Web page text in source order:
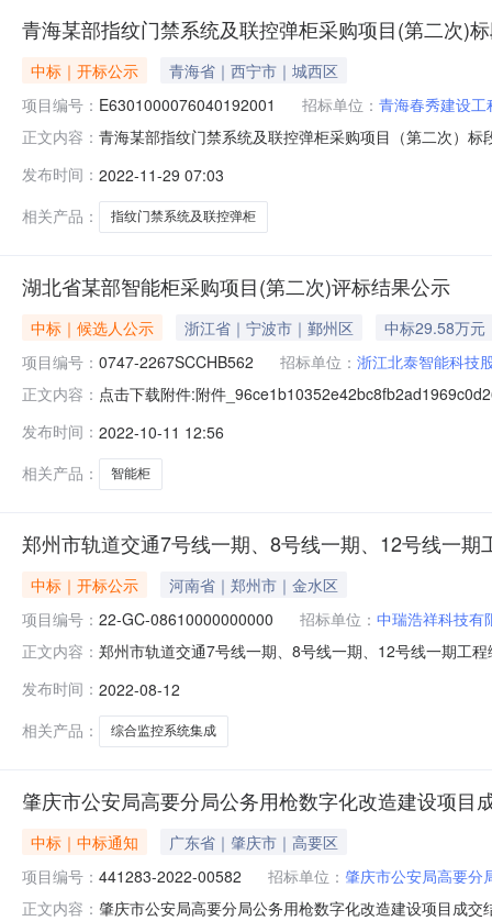
青海某部指纹门禁系统及联控弹柜采购项目(第二次)
中标｜开标公示
青海省｜西宁市｜城西区
项目编号： E6301000076040192001 招标单位： 青海春秀建设工
正文内容： 青海某部指纹门禁系统及联控弹柜采购项目（第二次）
额:0.00元,投标文件递交时间:未上传,投标人名称:青海宇
发布时间： 2022-11-29 07:03
相关产品：
指纹门禁系统及联控弹柜
湖北省某部智能柜采购项目(第二次)评标结果公示
中标｜候选人公示 浙江省｜宁波市｜鄞州区
中标29.58万元
项目编号： 0747-2267SCCHB562 招标单位： 浙江北泰智能科技
正文内容： 点击下载附件:附件
公示如下：一、评标情况(001)某部智能柜采购项目【重
发布时间： 2022-10-11 12:56
相关产品：
智能柜
郑州市轨道交通7号线一期、8号线一期、12号线一
中标｜开标公示
河南省｜郑州市｜金水区
项目编号： 22-GC-08610000000000 招标单位： 中瑞浩祥科技有
正文内容： 郑州市轨道交通7号线一期、8号线一期、12号线一期工
人名称:机械工业第六设计研究院有限公司;项目负责人:;
发布时间： 2022-08-12
相关产品：
综合监控系统集成
肇庆市公安局高要分局公务用枪数字化改造建设项目
中标｜中标通知
广东省｜肇庆市｜高要区
项目编号： 441283-2022-00582 招标单位： 肇庆市公安局高要分
正文内容： 肇庆市公安局高要分局公务用枪数字化改造建设项目成